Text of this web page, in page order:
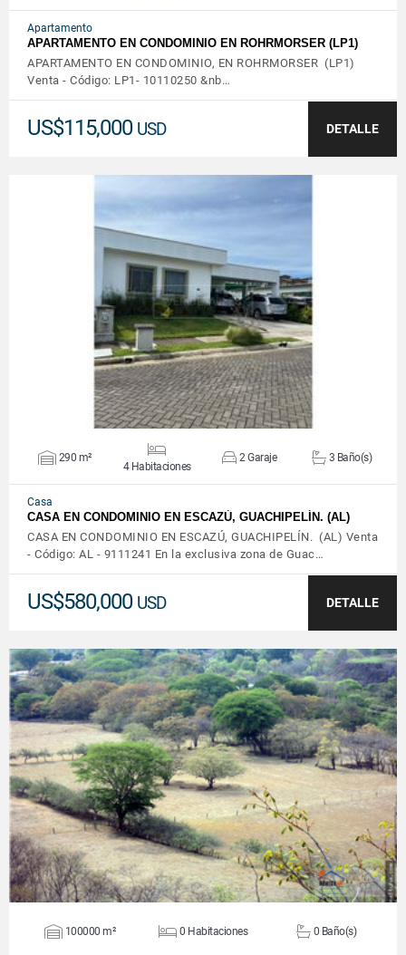
Apartamento
APARTAMENTO EN CONDOMINIO EN ROHRMORSER (LP1)
APARTAMENTO EN CONDOMINIO, EN ROHRMORSER (LP1)
Venta - Código: LP1- 10110250 &nb…
US$115,000 USD DETALLE
VER DETALLES
290 m²
4 Habitaciones
2 Garaje 3 Baño(s)
Casa
CASA EN CONDOMINIO EN ESCAZÚ, GUACHIPELÍN. (AL)
CASA EN CONDOMINIO EN ESCAZÚ, GUACHIPELÍN. (AL) Venta
- Código: AL - 9111241 En la exclusiva zona de Guac…
US$580,000 USD DETALLE
VER DETALLES
100000 m² 0 Habitaciones 0 Baño(s)